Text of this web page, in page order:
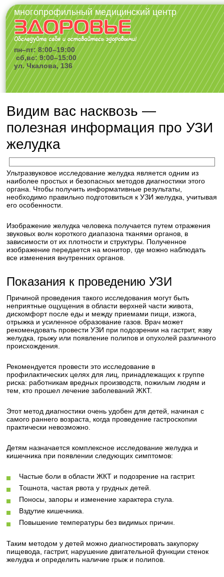
многопрофильный медицинский центр
пн–пт: 8:00–19:00
сб,вс: 9:00–15:00
ул. Чкалова, 136
Видим вас насквозь —
полезная информация про УЗИ
желудка
Ультразвуковое исследование желудка является одним из
наиболее простых и безопасных методов диагностики этого
органа. Чтобы получить информативные результаты,
необходимо правильно подготовиться к УЗИ желудка, учитывая
его особенности.
Изображение желудка человека получается путем отражения
звуковых волн короткого диапазона тканями органов, в
зависимости от их плотности и структуры. Полученное
изображение передается на монитор, где можно наблюдать
все изменения внутренних органов.
Показания к проведению УЗИ
Причиной проведения такого исследования могут быть
неприятные ощущения в области верхней части живота,
дискомфорт после еды и между приемами пищи, изжога,
отрыжка и усиленное образование газов. Врач может
рекомендовать провести УЗИ при подозрении на гастрит, язву
желудка, грыжу или появление полипов и опухолей различного
происхождения.
Рекомендуется провести это исследование в
профилактических целях для лиц, принадлежащих к группе
риска: работникам вредных производств, пожилым людям и
тем, кто прошел лечение заболеваний ЖКТ.
Этот метод диагностики очень удобен для детей, начиная с
самого раннего возраста, когда проведение гастроскопии
практически невозможно.
Детям назначается комплексное исследование желудка и
кишечника при появлении следующих симптомов:
Частые боли в области ЖКТ и подозрение на гастрит.
Тошнота, частая рвота у грудных детей.
Поносы, запоры и изменение характера стула.
Вздутие кишечника.
Повышение температуры без видимых причин.
Таким методом у детей можно диагностировать закупорку
пищевода, гастрит, нарушение двигательной функции стенок
желудка и определить наличие грыж и полипов.